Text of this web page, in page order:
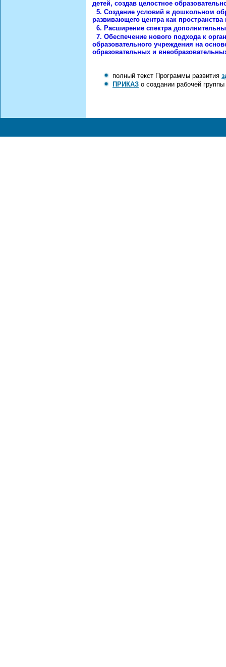
детей, создав целостное
5. Создание условий в дошкольном
развивающего центра как
6. Расширение спектра
7. Обеспечение нового подхода к
образовательного учреждения на
образовательных и
полный текст Программы развития
ПРИКАЗ о создании рабочей группы